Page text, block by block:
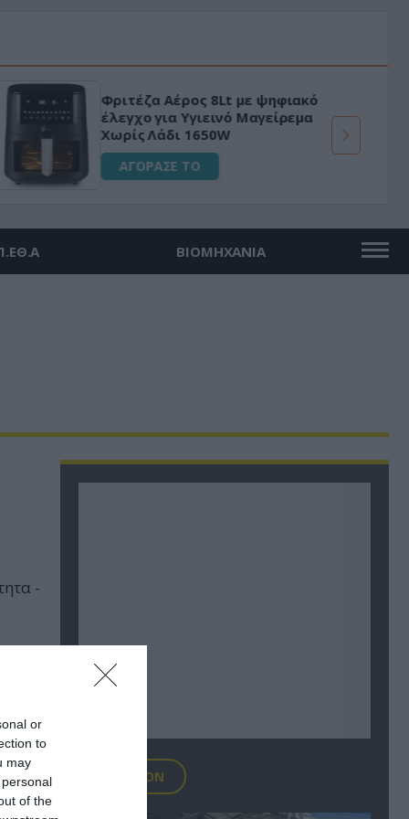
or
to
may
of the
Φριτέζα Αέρος 8Lt με ψηφιακό
έλεγχο για Υγιεινό Μαγείρεμα
Χωρίς Λάδι 1650W
ΑΓΟΡΑΣΕ ΤΟ
ΒΙΟΜΗΧΑΝΙΑ
-
FOCUS ON